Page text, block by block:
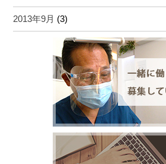
2013年9月 (3)